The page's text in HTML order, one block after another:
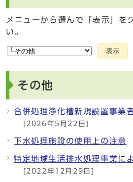
メニューから選んで「表示」を
い。
表示
その他
合併処理浄化槽新規設置事業
[2026年5月22日]
下水処理施設の使用上の注意
特定地域生活排水処理事業に
[2022年12月29日]